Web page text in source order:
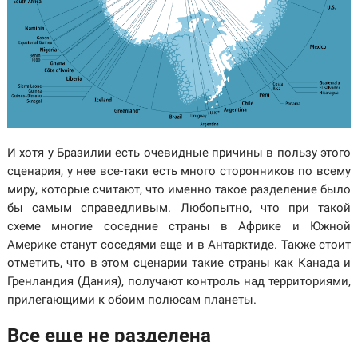
И хотя у Бразилии есть очевидные причины в пользу этого
сценария, у нее все-таки есть много сторонников по всему
миру, которые считают, что именно такое разделение было
бы самым справедливым. Любопытно, что при такой
схеме многие соседние страны в Африке и Южной
Америке станут соседями еще и в Антарктиде. Также стоит
отметить, что в этом сценарии такие страны как Канада и
Гренландия (Дания), получают контроль над территориями,
прилегающими к обоим полюсам планеты.
Все еще не разделена